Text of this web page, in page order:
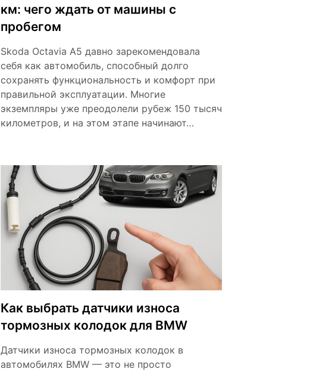
км: чего ждать от машины с
пробегом
Skoda Octavia A5 давно зарекомендовала
себя как автомобиль, способный долго
сохранять функциональность и комфорт при
правильной эксплуатации. Многие
экземпляры уже преодолели рубеж 150 тысяч
километров, и на этом этапе начинают…
Как выбрать датчики износа
тормозных колодок для BMW
Датчики износа тормозных колодок в
автомобилях BMW — это не просто